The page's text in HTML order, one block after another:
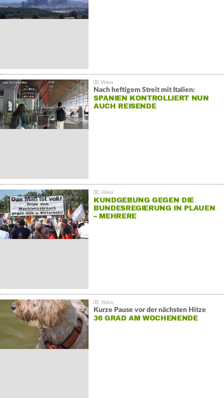
Nach heftigem Streit mit Italien:
SPANIEN KONTROLLIERT NUN
AUCH REISENDE
KUNDGEBUNG GEGEN DIE
BUNDESREGIERUNG IN PLAUEN
– MEHRERE
Kurze Pause vor der nächsten Hitze
36 GRAD AM WOCHENENDE